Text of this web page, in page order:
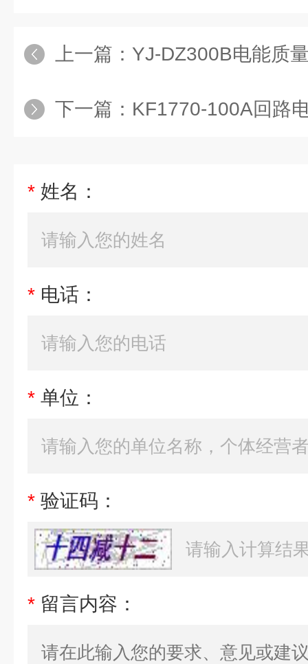
上一篇： YJ-DZ300B电能质
下一篇： KF1770-100A回路
* 姓名：
* 电话：
* 单位：
* 验证码：
* 留言内容：